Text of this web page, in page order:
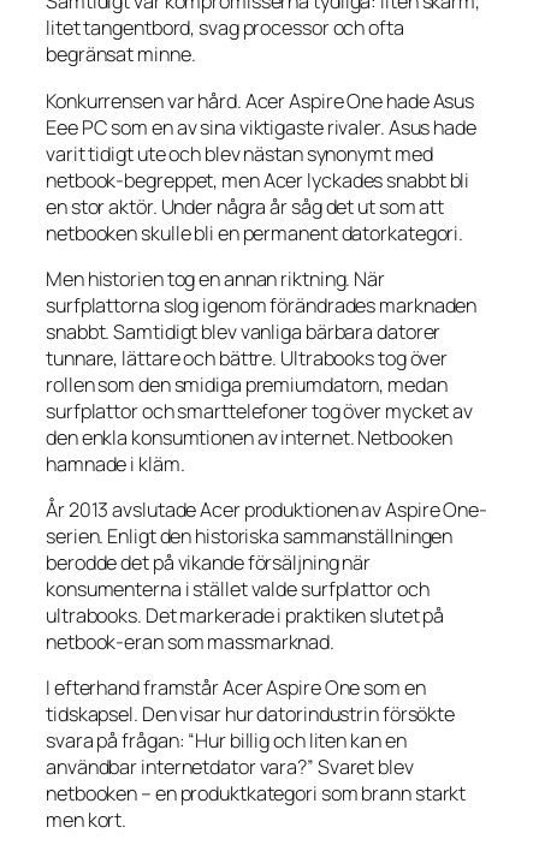
litet tangentbord, svag processor och ofta
begränsat minne.
Konkurrensen var hård. Acer Aspire One hade Asus
Eee PC som en av sina viktigaste rivaler. Asus hade
varit tidigt ute och blev nästan synonymt med
netbook-begreppet, men Acer lyckades snabbt bli
en stor aktör. Under några år såg det ut som att
netbooken skulle bli en permanent datorkategori.
Men historien tog en annan riktning. När
surfplattorna slog igenom förändrades marknaden
snabbt. Samtidigt blev vanliga bärbara datorer
tunnare, lättare och bättre. Ultrabooks tog över
rollen som den smidiga premiumdatorn, medan
surfplattor och smarttelefoner tog över mycket av
den enkla konsumtionen av internet. Netbooken
hamnade i kläm.
År 2013 avslutade Acer produktionen av Aspire One-
serien. Enligt den historiska sammanställningen
berodde det på vikande försäljning när
konsumenterna i stället valde surfplattor och
ultrabooks. Det markerade i praktiken slutet på
netbook-eran som massmarknad.
I efterhand framstår Acer Aspire One som en
tidskapsel. Den visar hur datorindustrin försökte
svara på frågan: “Hur billig och liten kan en
användbar internetdator vara?” Svaret blev
netbooken – en produktkategori som brann starkt
men kort.